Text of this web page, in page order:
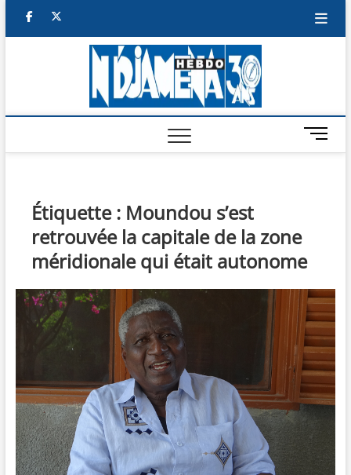
facebook
M
e
n
Étiquette : Moundou s’est
retrouvée la capitale de la zone
méridionale qui était autonome